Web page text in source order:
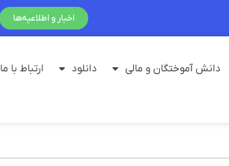
اخبار و اطلاعیه‌ها
دانش آموختگان و مالی دانلود ارتباط با ما